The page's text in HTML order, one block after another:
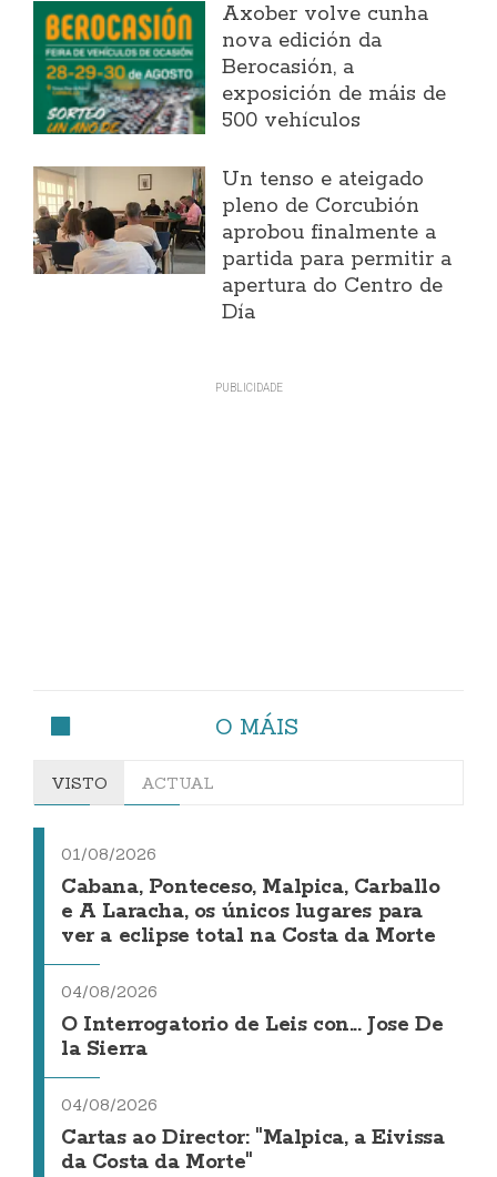
Axober volve cunha
nova edición da
Berocasión, a
exposición de máis de
500 vehículos
Un tenso e ateigado
pleno de Corcubión
aprobou finalmente a
partida para permitir a
apertura do Centro de
Día
O MÁIS
VISTO ACTUAL
01/08/2026
Cabana, Ponteceso, Malpica, Carballo
e A Laracha, os únicos lugares para
ver a eclipse total na Costa da Morte
04/08/2026
O Interrogatorio de Leis con... Jose De
la Sierra
04/08/2026
Cartas ao Director: "Malpica, a Eivissa
da Costa da Morte"